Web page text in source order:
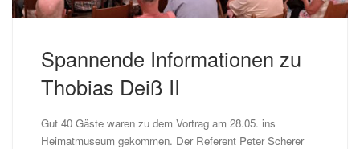
Spannende Informationen zu
Thobias Deiß II
Gut 40 Gäste waren zu dem Vortrag am 28.05. ins
Heimatmuseum gekommen. Der Referent Peter Scherer